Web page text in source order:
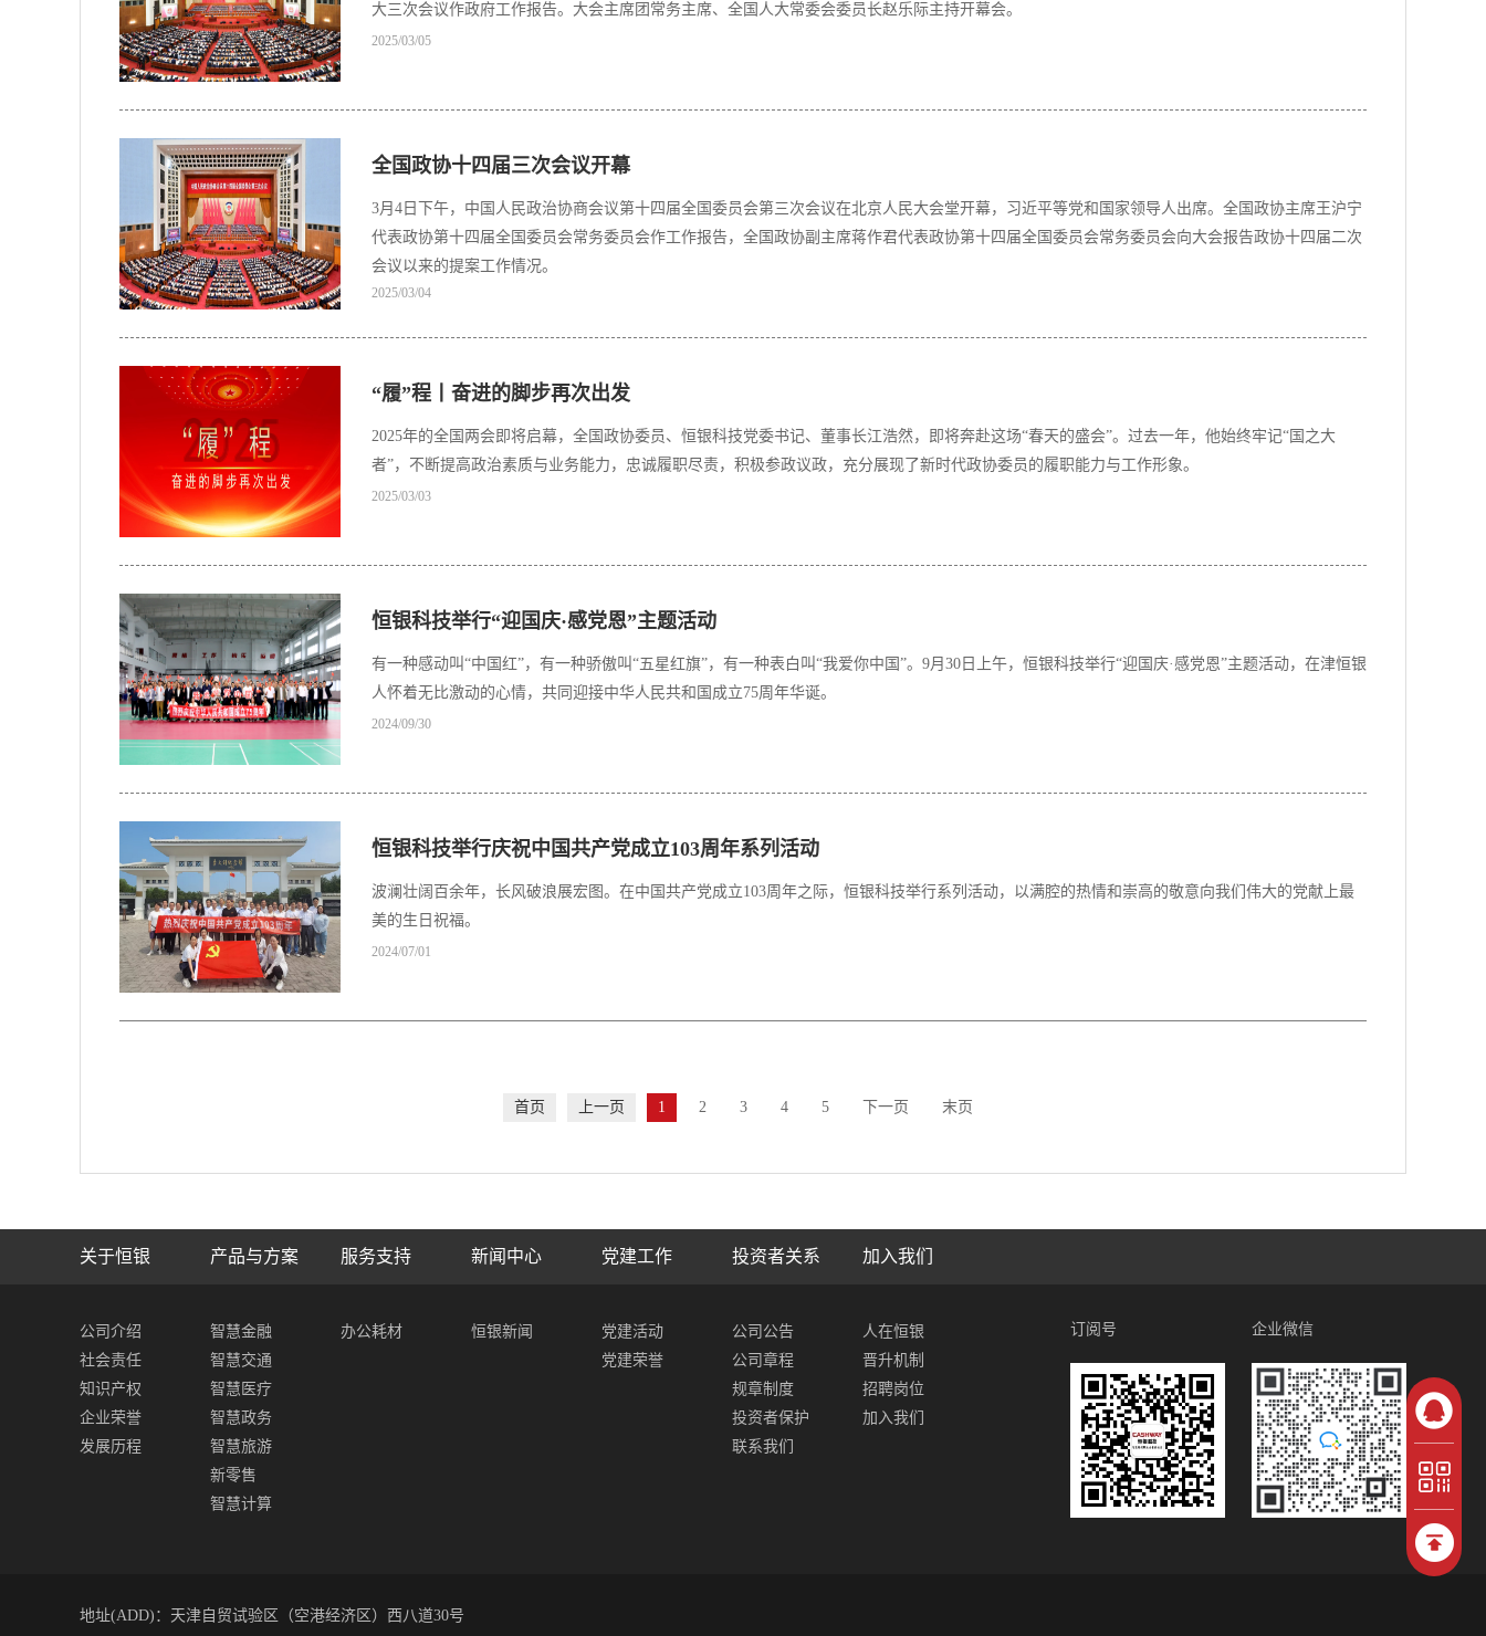
大三次会议作政府工作报告。大会主席团常务主席、全国人大常委会委员长赵乐际主持开幕会。
2025/03/05
全国政协十四届三次会议开幕
3月4日下午，中国人民政治协商会议第十四届全国委员会第三次会议在北京人民大会堂开幕，习近平等党和国家领导人出席。全国政协主席王沪宁
代表政协第十四届全国委员会常务委员会作工作报告，全国政协副主席蒋作君代表政协第十四届全国委员会常务委员会向大会报告政协十四届二次
会议以来的提案工作情况。
2025/03/04
“履”程丨奋进的脚步再次出发
2025年的全国两会即将启幕，全国政协委员、恒银科技党委书记、董事长江浩然，即将奔赴这场“春天的盛会”。过去一年，他始终牢记“国之大
者”，不断提高政治素质与业务能力，忠诚履职尽责，积极参政议政，充分展现了新时代政协委员的履职能力与工作形象。
2025/03/03
恒银科技举行“迎国庆·感党恩”主题活动
有一种感动叫“中国红”，有一种骄傲叫“五星红旗”，有一种表白叫“我爱你中国”。9月30日上午，恒银科技举行“迎国庆·感党恩”主题活动，在津恒银
人怀着无比激动的心情，共同迎接中华人民共和国成立75周年华诞。
2024/09/30
恒银科技举行庆祝中国共产党成立103周年系列活动
波澜壮阔百余年，长风破浪展宏图。在中国共产党成立103周年之际，恒银科技举行系列活动，以满腔的热情和崇高的敬意向我们伟大的党献上最
美的生日祝福。
2024/07/01
首页 上一页 1 2 3 4 5 下一页 末页
关于恒银 产品与方案 服务支持 新闻中心 党建工作 投资者关系 加入我们
公司介绍
社会责任
知识产权
企业荣誉
发展历程
智慧金融
智慧交通
智慧医疗
智慧政务
智慧旅游
新零售
智慧计算
办公耗材 恒银新闻
党建活动
党建荣誉
公司公告
公司章程
规章制度
投资者保护
联系我们
人在恒银
晋升机制
招聘岗位
加入我们
企业微信
订阅号
地址(ADD)：天津自贸试验区（空港经济区）西八道30号